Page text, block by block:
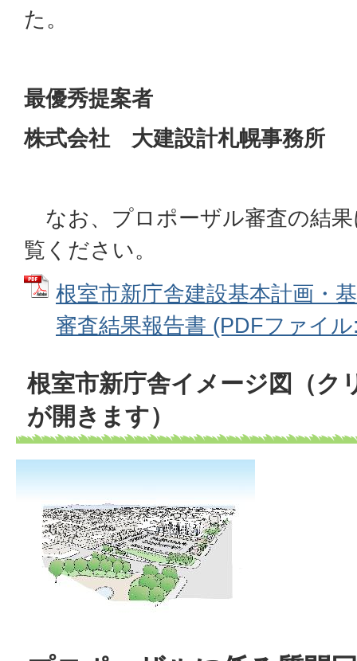
た。
最優秀提案者
株式会社 大建設計札幌事務所
なお、プロポーザル審査の結
覧ください。
根室市新庁舎建設基本計画・
審査結果報告書 (PDFファイ
根室市新庁舎イメージ図（ク
が開きます）